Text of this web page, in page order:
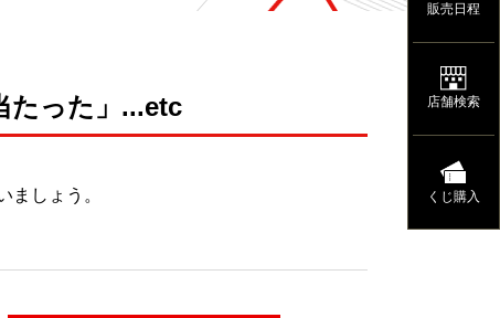
たった」...etc
ましょう。
販売日程
店舗検索
くじ購入